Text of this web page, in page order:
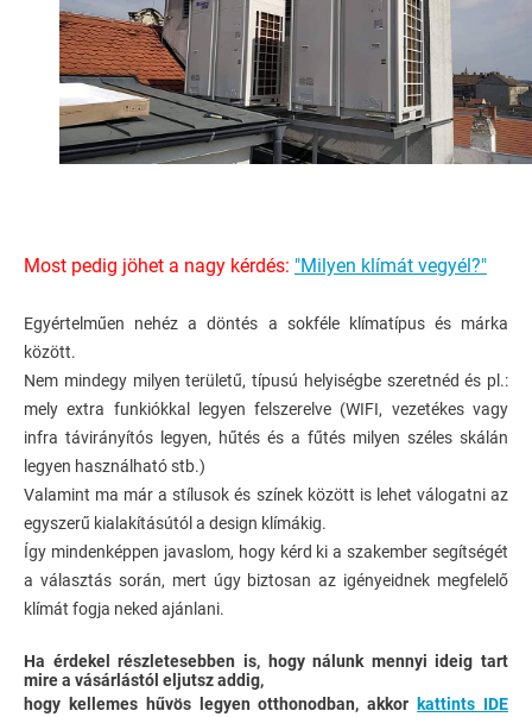
Most pedig jöhet a nagy kérdés: "Milyen klímát vegyél?"
Egyértelműen nehéz a döntés a sokféle klímatípus és márka
között.
Nem mindegy milyen területű, típusú helyiségbe szeretnéd és pl.:
mely extra funkiókkal legyen felszerelve (WIFI, vezetékes vagy
infra távirányítós legyen, hűtés és a fűtés milyen széles skálán
legyen használható stb.)
Valamint ma már a stílusok és színek között is lehet válogatni az
egyszerű kialakításútól a design klímákig.
Így mindenképpen javaslom, hogy kérd ki a szakember segítségét
a választás során, mert úgy biztosan az igényeidnek megfelelő
klímát fogja neked ajánlani.
Ha érdekel részletesebben is, hogy nálunk mennyi ideig tart
mire a vásárlástól eljutsz addig,
hogy kellemes hűvös legyen otthonodban, akkor kattints IDE